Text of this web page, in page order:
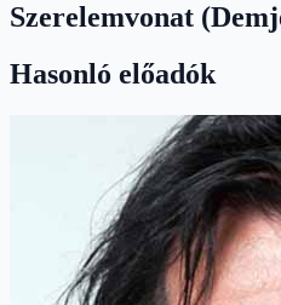
Szerelemvonat
Hasonló előadók